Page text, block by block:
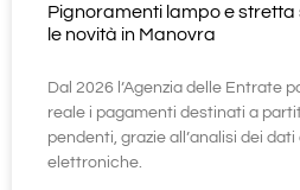
Pignoramenti lampo e stretta
le novità in Manovra
Dal 2026 l’Agenzia delle Entrate
reale i pagamenti destinati a
pendenti, grazie all’analisi dei
elettroniche.